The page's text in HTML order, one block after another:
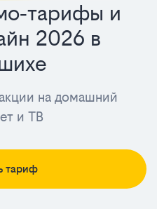
и
2026 в
лучшие
и
акции
2025
в
на домашний
и ТВ
тариф